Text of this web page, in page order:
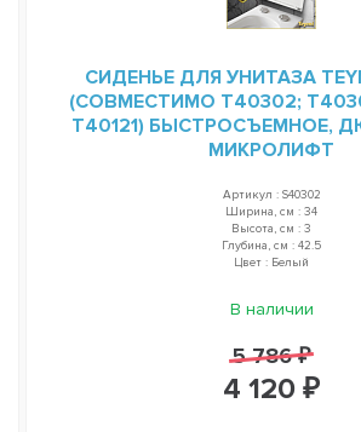
СИДЕНЬЕ ДЛЯ УНИТАЗА
(СОВМЕСТИМО T40302;
T40121) БЫСТРОСЪЕМНОЕ,
МИКРОЛИФТ
Артикул : S40302
Ширина, см : 34
Высота, см : 3
Глубина, см : 42.5
Цвет : Белый
В наличии
5 786 ₽
4 120 ₽